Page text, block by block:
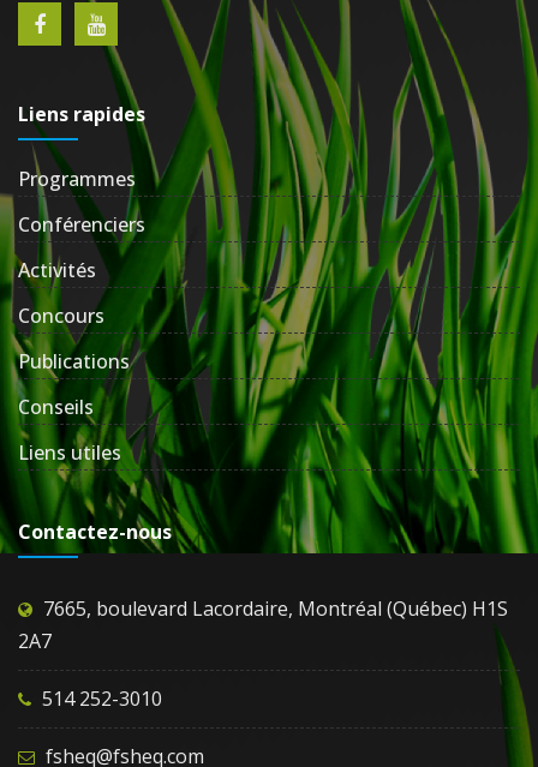
Liens rapides
Programmes
Conférenciers
Activités
Concours
Publications
Conseils
Liens utiles
Contactez-nous
7665, boulevard Lacordaire, Montréal (Québec) H1S
2A7
514 252-3010
fsheq@fsheq.com